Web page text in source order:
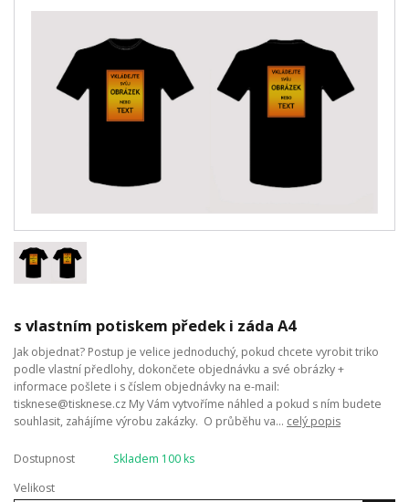
s vlastním potiskem předek i záda A4
Jak objednat? Postup je velice jednoduchý, pokud chcete vyrobit triko
podle vlastní předlohy, dokončete objednávku a své obrázky +
informace pošlete i s číslem objednávky na e-mail:
tisknese@tisknese.cz My Vám vytvoříme náhled a pokud s ním budete
souhlasit, zahájíme výrobu zakázky. O průběhu va... celý popis
Dostupnost
Skladem 100 ks
Velikost